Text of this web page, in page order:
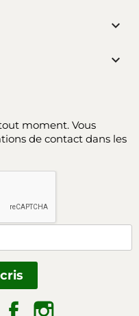


moment. Vous
de contact dans les
Facebook